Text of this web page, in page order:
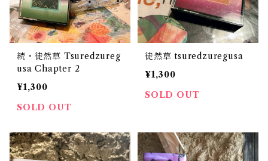
続・徒然草 Tsuredzureg
usa Chapter 2
¥1,300
SOLD OUT
徒然草 tsuredzuregusa
¥1,300
SOLD OUT